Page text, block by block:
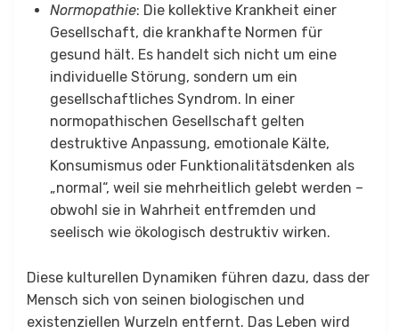
Normopathie: Die kollektive Krankheit einer
Gesellschaft, die krankhafte Normen für
gesund hält. Es handelt sich nicht um eine
individuelle Störung, sondern um ein
gesellschaftliches Syndrom. In einer
normopathischen Gesellschaft gelten
destruktive Anpassung, emotionale Kälte,
Konsumismus oder Funktionalitätsdenken als
„normal“, weil sie mehrheitlich gelebt werden –
obwohl sie in Wahrheit entfremden und
seelisch wie ökologisch destruktiv wirken.
Diese kulturellen Dynamiken führen dazu, dass der
Mensch sich von seinen biologischen und
existenziellen Wurzeln entfernt. Das Leben wird